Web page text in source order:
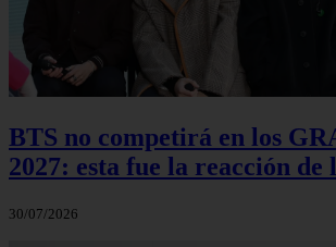
BTS no competirá en los
2027: esta fue la reacción de
30/07/2026